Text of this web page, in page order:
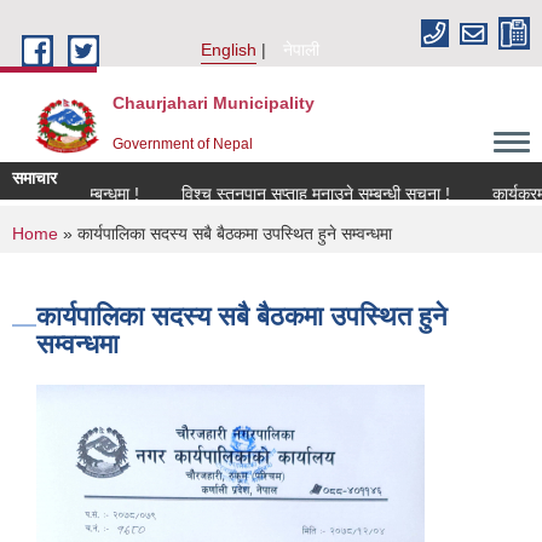
English
नेपाली
Chaurjahari Municipality
Government of Nepal
समाचार
सम्बन्धमा !
विश्च स्तनपान सप्ताह मनाउने सम्बन्धी सूचना ! कार्यक्रममा
You are here
Home » कार्यपालिका सदस्य सबै बैठकमा उपस्थित हुने सम्वन्धमा
कार्यपालिका सदस्य सबै बैठकमा उपस्थित हुने
सम्वन्धमा